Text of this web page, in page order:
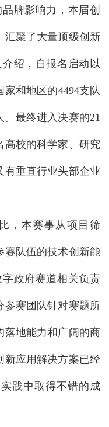
牌影响力，本届创
汇聚了大量顶级创新
绍，自报名启动以
和地区的4494支队
。最终进入决赛的21
高校的科学家、研究
有垂直行业头部企业
本赛事从项目筛
赛队伍的技术创新能
政府赛道相关负责
参赛团队针对赛题所
落地能力和广阔的商
新应用解决方案已经
践中取得不错的成